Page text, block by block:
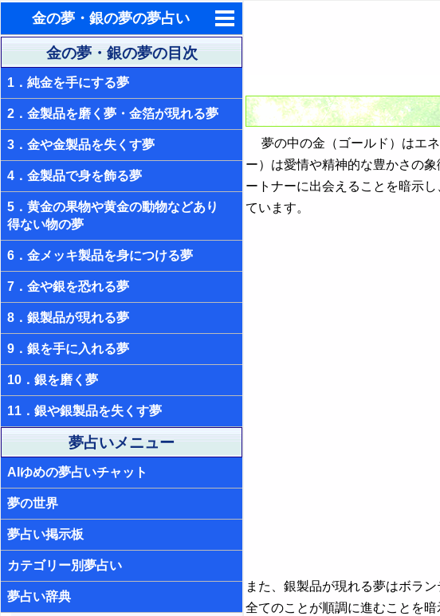
金の夢・銀の夢の夢占い
東洋・西洋占星術
ホラリー占星術
手相占いで未来診断
タロットカードで無料占い
命名の姓名判断
飛星派風水で住宅開運
男と女の心理学と心理テスト
金の夢・銀の夢の目次
1．純金を手にする夢
2．金製品を磨く夢・金箔が現れる夢
3．金や金製品を失くす夢
4．金製品で身を飾る夢
5．黄金の果物や黄金の動物などあり
得ない物の夢
6．金メッキ製品を身につける夢
7．金や銀を恐れる夢
8．銀製品が現れる夢
9．銀を手に入れる夢
10．銀を磨く夢
11．銀や銀製品を失くす夢
夢占いメニュー
AIゆめの夢占いチャット
夢の世界
夢占い掲示板
カテゴリー別夢占い
夢占い辞典
夢の中の金（ゴールド）はエネ
ー）は愛情や精神的な豊かさの
ートナーに出会えることを暗示
ています。
また、銀製品が現れる夢はボラ
全てのことが順調に進むことを暗